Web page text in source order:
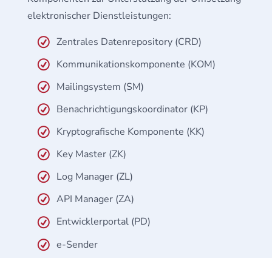
elektronischer Dienstleistungen:
Zentrales Datenrepository (CRD)
Kommunikationskomponente (KOM)
Mailingsystem (SM)
Benachrichtigungskoordinator (KP)
Kryptografische Komponente (KK)
Key Master (ZK)
Log Manager (ZL)
API Manager (ZA)
Entwicklerportal (PD)
e-Sender